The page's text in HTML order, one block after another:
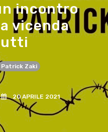
incontro
vicenda
Patrick Zaki
20 APRILE 2021